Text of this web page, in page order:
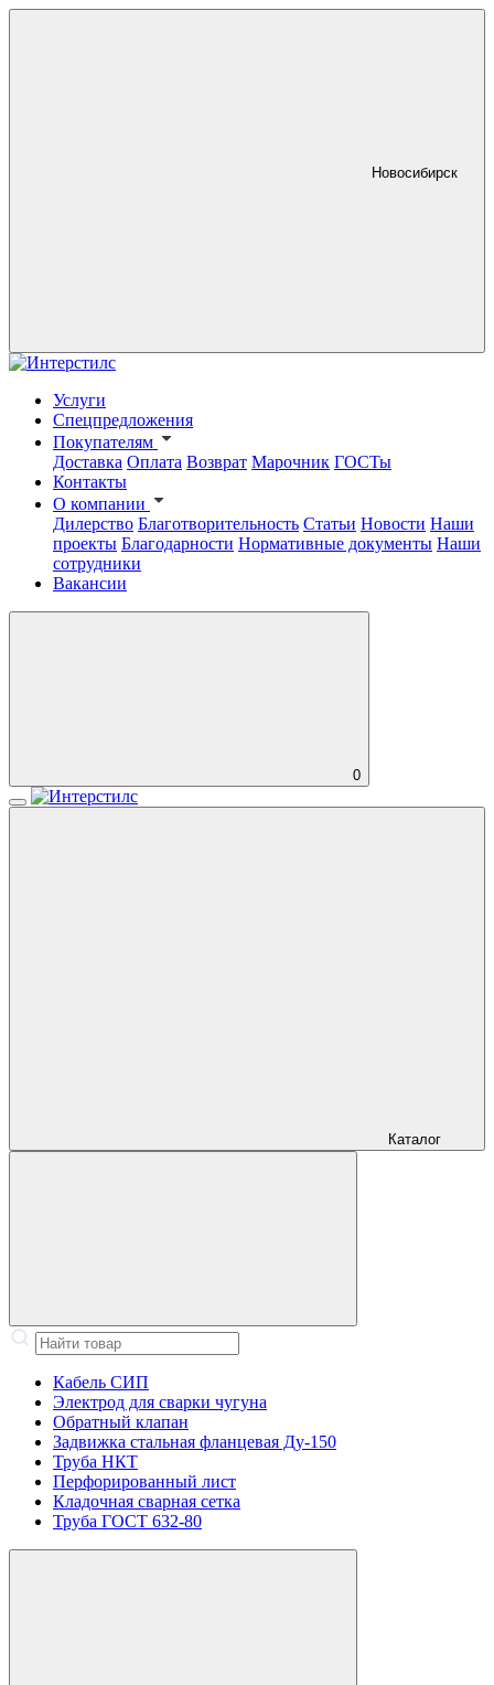
Новосибирск
Услуги
Спецпредложения
Покупателям
Доставка Оплата Возврат Марочник ГОСТы
Контакты
О компании
Дилерство Благотворительность Статьи Новости Наши
проекты Благодарности Нормативные документы Наши
сотрудники
Вакансии
0
Каталог
Кабель СИП
Электрод для сварки чугуна
Обратный клапан
Задвижка стальная фланцевая Ду-150
Труба НКТ
Перфорированный лист
Кладочная сварная сетка
Труба ГОСТ 632-80